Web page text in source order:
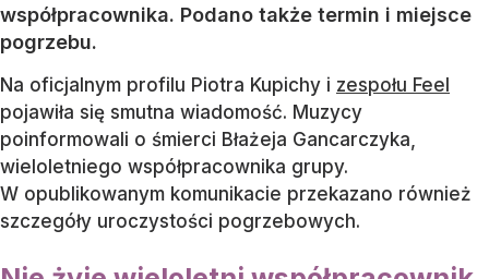
współpracownika. Podano także termin i miejsce
pogrzebu.
Na oficjalnym profilu Piotra Kupichy i zespołu Feel
pojawiła się smutna wiadomość. Muzycy
poinformowali o śmierci Błażeja Gancarczyka,
wieloletniego współpracownika grupy.
W opublikowanym komunikacie przekazano również
szczegóły uroczystości pogrzebowych.